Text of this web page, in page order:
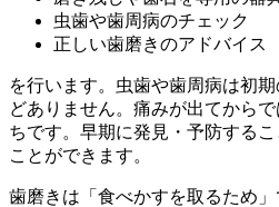
虫歯や歯周病のチェック
正しい歯磨きのアドバイス
を行います。虫歯や歯周病は初
どありません。痛みが出てから
ちです。早期に発見・予防する
ことができます。
歯磨きは「食べかすを取るため